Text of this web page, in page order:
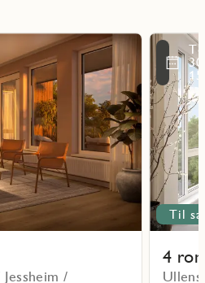
/
Til
4
Les
mer
om
objekt
L-
07-
3-
1